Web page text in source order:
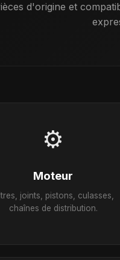
d'origine et
⚙️
Moteur
joints, pistons, culasses,
chaînes de distribution.